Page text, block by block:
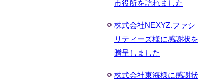
市役所を訪れました
株式会社NEXYZ.ファシ
リティーズ様に感謝状を
贈呈しました
株式会社東海様に感謝状